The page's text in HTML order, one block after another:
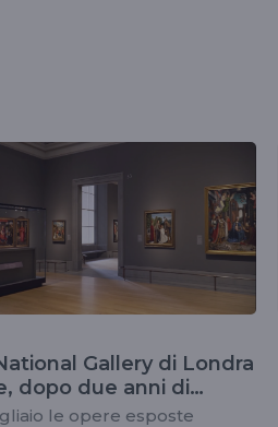
Gallery di Londra
dopo due anni di
l'Ala Sainsbury
le opere esposte